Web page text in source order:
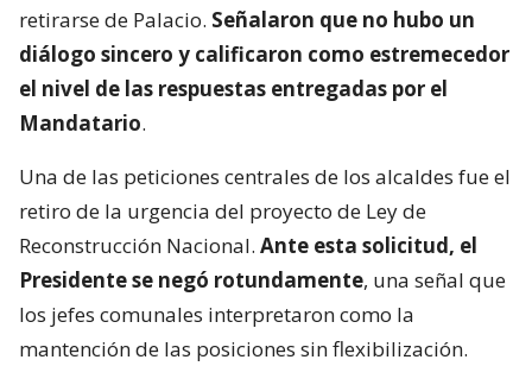
retirarse de Palacio. Señalaron que no hubo un
diálogo sincero y calificaron como estremecedor
el nivel de las respuestas entregadas por el
Mandatario.
Una de las peticiones centrales de los alcaldes fue el
retiro de la urgencia del proyecto de Ley de
Reconstrucción Nacional. Ante esta solicitud, el
Presidente se negó rotundamente, una señal que
los jefes comunales interpretaron como la
mantención de las posiciones sin flexibilización.